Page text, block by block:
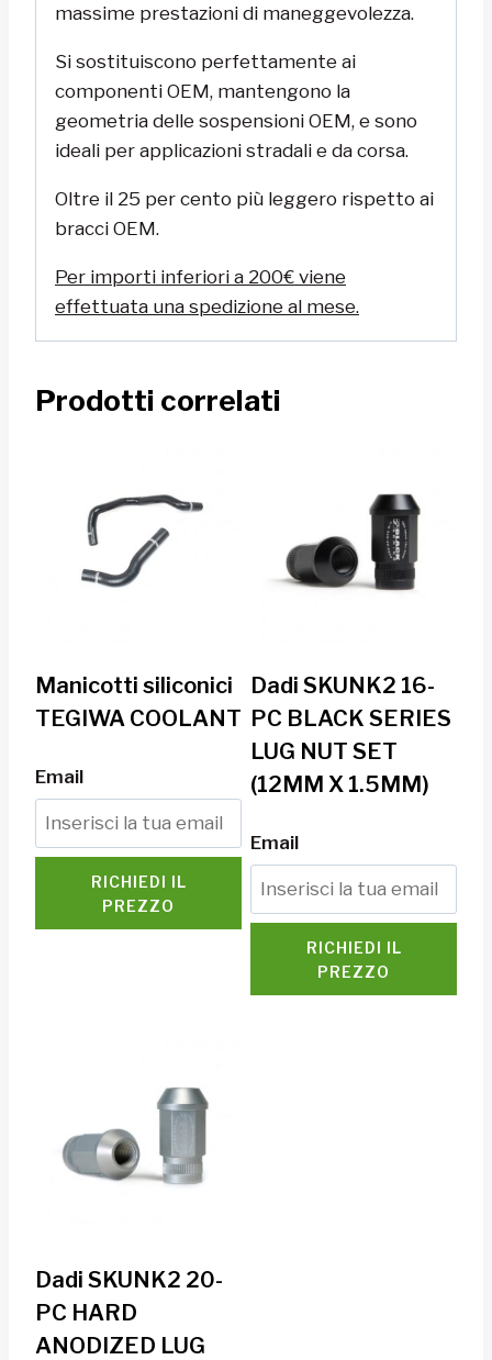
massime prestazioni di maneggevolezza.
Si sostituiscono perfettamente ai
componenti OEM, mantengono la
geometria delle sospensioni OEM, e sono
ideali per applicazioni stradali e da corsa.
Oltre il 25 per cento più leggero rispetto ai
bracci OEM.
Per importi inferiori a 200€ viene
effettuata una spedizione al mese.
Prodotti correlati
Manicotti siliconici
TEGIWA COOLANT
Email
RICHIEDI IL
PREZZO
Dadi SKUNK2 16-
PC BLACK SERIES
LUG NUT SET
(12MM X 1.5MM)
Email
RICHIEDI IL
PREZZO
Dadi SKUNK2 20-
PC HARD
ANODIZED LUG